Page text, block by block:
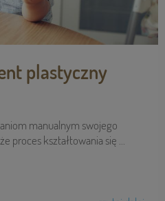
plastyczny
manualnym swojego
proces kształtowania się ...